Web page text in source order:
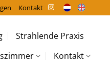
Kontakt
Strahlende Praxis
Kontakt